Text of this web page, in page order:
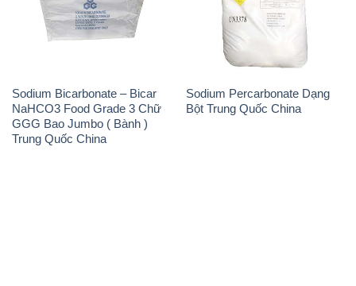
Sodium Bicarbonate – Bicar
NaHCO3 Food Grade 3 Chữ
GGG Bao Jumbo ( Bành )
Trung Quốc China
Sodium Percarbonate Dạng
Bột Trung Quốc China